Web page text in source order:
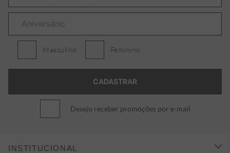
Masculino Feminino
Desejo receber promoções por e-mail
INSTITUCIONAL